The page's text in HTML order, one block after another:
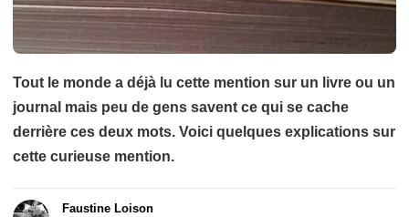
Tout le monde a déjà lu cette mention sur un livre ou un
journal mais peu de gens savent ce qui se cache
derrière ces deux mots. Voici quelques explications sur
cette curieuse mention.
Faustine Loison